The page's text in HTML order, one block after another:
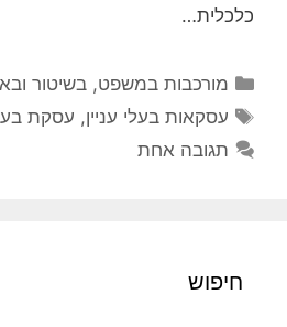
כלכלית…
קטגוריות
מורכבות במשפט, בשיטור
תגיות
עסקאות בעלי עניין, עסקת
תגובה אחת
חיפוש